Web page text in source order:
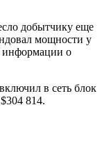
добытчику еще
мощности у
информации о
в сеть блок
814.